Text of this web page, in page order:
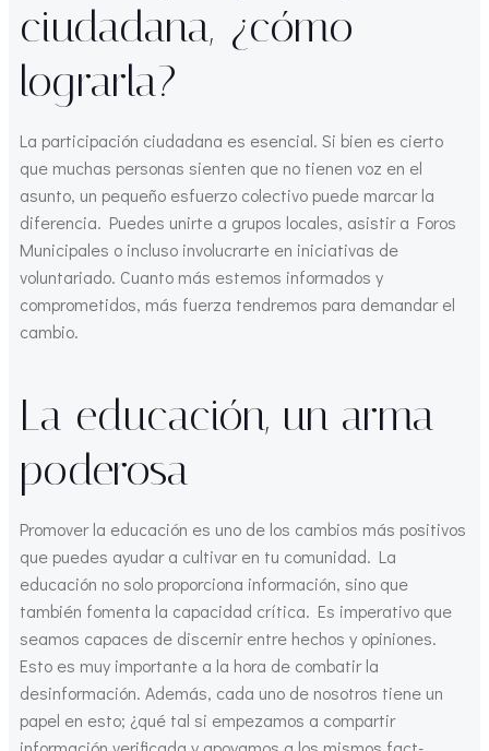
ciudadana, ¿cómo
lograrla?
La participación ciudadana es esencial. Si bien es cierto
que muchas personas sienten que no tienen voz en el
asunto, un pequeño esfuerzo colectivo puede marcar la
diferencia. Puedes unirte a grupos locales, asistir a Foros
Municipales o incluso involucrarte en iniciativas de
voluntariado. Cuanto más estemos informados y
comprometidos, más fuerza tendremos para demandar el
cambio.
La educación, un arma
poderosa
Promover la educación es uno de los cambios más positivos
que puedes ayudar a cultivar en tu comunidad. La
educación no solo proporciona información, sino que
también fomenta la capacidad crítica. Es imperativo que
seamos capaces de discernir entre hechos y opiniones.
Esto es muy importante a la hora de combatir la
desinformación. Además, cada uno de nosotros tiene un
papel en esto; ¿qué tal si empezamos a compartir